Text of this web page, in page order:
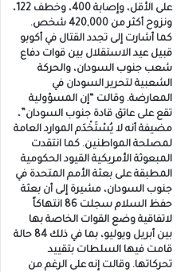
على الأقل، وإصابة 400، وخطف 122،
ونزوح أكثر من 420,000 شخص.
كما أشارت إلى تجدد القتال في أكوبو
قبيل عيد الاستقلال بين قوات دفاع
شعب جنوب السودان، والحركة
الشعبية لتحرير السودان في
المعارضة. وقالت “إن المسؤولية
تقع على عاتق قادة جنوب السودان”،
مضيفة أنه لا يُسْتَخْدَم الموارد العامة
لمصلحة المواطنين. كما انتقدت
المبعوثة الأمريكية القيود الحكومية
المطبقة على بعثة الأمم المتحدة في
جنوب السودان، مشيرة إلى أن بعثة
حفظ السلام سجلت 86 انتهاكاً
لاتفاقية وضع القوات الخاصة بها
بين أبريل ويوليو، بما في ذلك 84 حالة
قامت فيها السلطات بتقييد
تحركاتها. وقالت إنه على الرغم من